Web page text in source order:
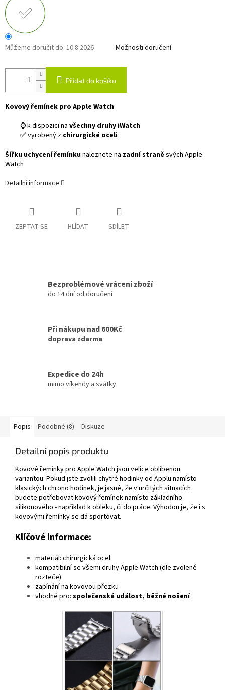
Můžeme doručit do: 10.8.2026 Možnosti doručení
Přidat do košíku
Kovový řemínek pro Apple Watch
⌚ k dispozici na všechny druhy iWatch
✅ vyrobený z chirurgické oceli
Šířku uchycení řemínkunaleznete na zadní straně svých Apple
Watch
Detailní informace
ZEPTAT SE HLÍDAT SDÍLET
Bezproblémové vrácení zboží
do 14 dní od doručení
Při nákupu nad 600Kč
doprava zdarma
Expedice do 24h
mimo víkendy a svátky
Popis Podobné (8) Diskuze
Detailní popis produktu
Kovové řemínky pro Apple Watch jsou velice oblíbenou
variantou. Pokud jste zvolili chytré hodinky od Applu namísto
klasických chrono hodinek, je jasné, že v určitých situacích
budete potřebovat kovový řemínek namísto základního
silikonového - například k obleku, či do práce. Výhodou je, že i s
kovovými řemínky se dá sportovat.
Klíčové informace:
materiál: chirurgická ocel
kompatibilní se všemi druhy Apple Watch (dle zvolené
rozteče)
zapínání na kovovou přezku
vhodné pro: společenská událost, běžné nošení